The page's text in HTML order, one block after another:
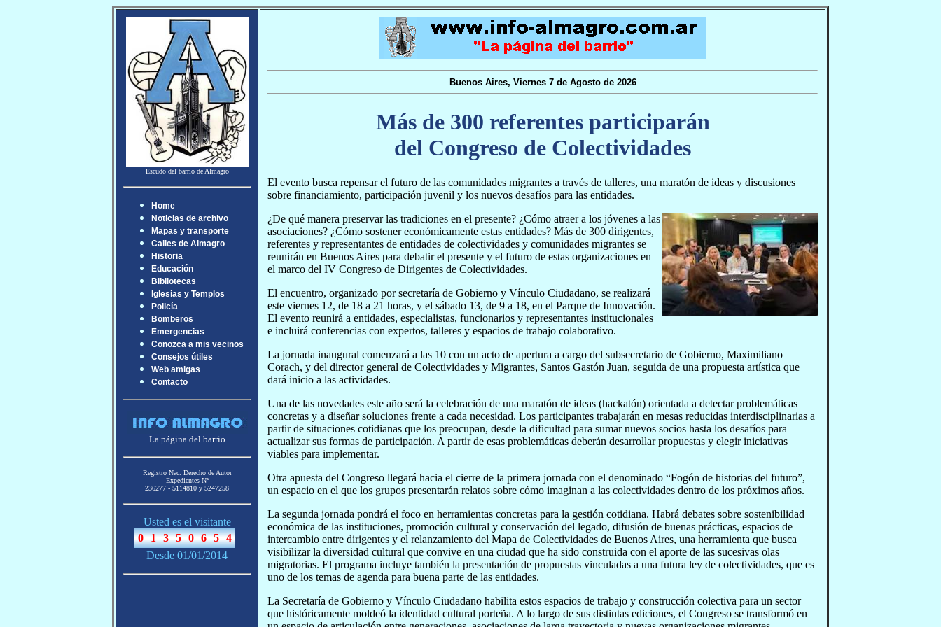
Escudo del barrio de Almagro
Home
Noticias de archivo
Mapas y transporte
Calles de Almagro
Historia
Educación
Bibliotecas
Iglesias y Templos
Policía
Bomberos
Emergencias
Conozca a mis vecinos
Consejos útiles
Web amigas
Contacto
La página del barrio
Registro Nac. Derecho de Autor
Expedientes Nª
236277 - 5114810 y 5247258
Usted es el visitante
Desde 01/01/2014
Buenos Aires, Viernes 7 de Agosto de 2026
Más de 300 referentes participarán
del Congreso de Colectividades
El evento busca repensar el futuro de las comunidades migrantes a través de talleres, una maratón de ideas y discusiones
sobre financiamiento, participación juvenil y los nuevos desafíos para las entidades.
¿De qué manera preservar las tradiciones en el presente? ¿Cómo atraer a los jóvenes a las
asociaciones? ¿Cómo sostener económicamente estas entidades? Más de 300 dirigentes,
referentes y representantes de entidades de colectividades y comunidades migrantes se
reunirán en Buenos Aires para debatir el presente y el futuro de estas organizaciones en
el marco del IV Congreso de Dirigentes de Colectividades.
El encuentro, organizado por secretaría de Gobierno y Vínculo Ciudadano, se realizará
este viernes 12, de 18 a 21 horas, y el sábado 13, de 9 a 18, en el Parque de Innovación.
El evento reunirá a entidades, especialistas, funcionarios y representantes institucionales
e incluirá conferencias con expertos, talleres y espacios de trabajo colaborativo.
La jornada inaugural comenzará a las 10 con un acto de apertura a cargo del subsecretario de Gobierno, Maximiliano
Corach, y del director general de Colectividades y Migrantes, Santos Gastón Juan, seguida de una propuesta artística que
dará inicio a las actividades.
Una de las novedades este año será la celebración de una maratón de ideas (hackatón) orientada a detectar problemáticas
concretas y a diseñar soluciones frente a cada necesidad. Los participantes trabajarán en mesas reducidas interdisciplinarias a
partir de situaciones cotidianas que los preocupan, desde la dificultad para sumar nuevos socios hasta los desafíos para
actualizar sus formas de participación. A partir de esas problemáticas deberán desarrollar propuestas y elegir iniciativas
viables para implementar.
Otra apuesta del Congreso llegará hacia el cierre de la primera jornada con el denominado “Fogón de historias del futuro”,
un espacio en el que los grupos presentarán relatos sobre cómo imaginan a las colectividades dentro de los próximos años.
La segunda jornada pondrá el foco en herramientas concretas para la gestión cotidiana. Habrá debates sobre sostenibilidad
económica de las instituciones, promoción cultural y conservación del legado, difusión de buenas prácticas, espacios de
intercambio entre dirigentes y el relanzamiento del Mapa de Colectividades de Buenos Aires, una herramienta que busca
visibilizar la diversidad cultural que convive en una ciudad que ha sido construida con el aporte de las sucesivas olas
migratorias. El programa incluye también la presentación de propuestas vinculadas a una futura ley de colectividades, que es
uno de los temas de agenda para buena parte de las entidades.
La Secretaría de Gobierno y Vínculo Ciudadano habilita estos espacios de trabajo y construcción colectiva para un sector
que históricamente moldeó la identidad cultural porteña. A lo largo de sus distintas ediciones, el Congreso se transformó en